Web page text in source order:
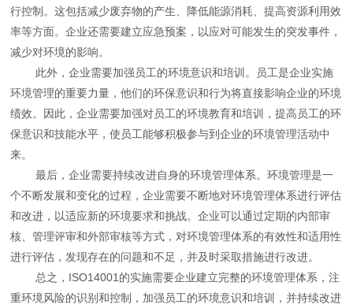
行控制。这包括减少废弃物的产生、降低能源消耗、提高资源利用效
率等方面。企业还需要建立应急预案，以应对可能发生的突发事件，
减少对环境的影响。
此外，企业需要加强员工的环境意识和培训。员工是企业实施
环境管理的重要力量，他们的环保意识和行为将直接影响企业的环境
绩效。因此，企业需要加强对员工的环境教育和培训，提高员工的环
保意识和技能水平，使员工能够积极参与到企业的环境管理活动中
来。
最后，企业需要持续改进自身的环境管理体系。环境管理是一
个不断发展和变化的过程，企业需要不断地对环境管理体系进行评估
和改进，以适应新的环境要求和挑战。企业可以通过定期的内部审
核、管理评审和外部审核等方式，对环境管理体系的有效性和适用性
进行评估，发现存在的问题和不足，并及时采取措施进行改进。
总之，ISO14001的实施需要企业建立完整的环境管理体系，注
重环境风险的识别和控制，加强员工的环境意识和培训，并持续改进